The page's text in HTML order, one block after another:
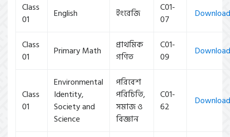
Class
01
English ইংরেজি
C01-
07
Download
Class
01
Primary Math
প্রাথমিক
গণিত
C01-
09
Download
Class
01
Environmental
Identity,
Society and
Science
পরিবেশ
পরিচিতি,
সমাজ ও
বিজ্ঞান
C01-
62
Download